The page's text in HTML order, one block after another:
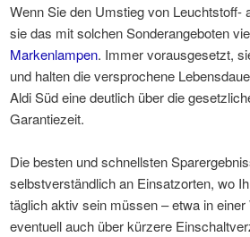
Wenn Sie den Umstieg von
sie das mit solchen Sonderangeboten
Markenlampen. Immer vorausgesetzt,
und halten die versprochene
Aldi Süd eine deutlich über die
Garantiezeit.
Die besten und schnellsten
selbstverständlich an Einsatzorten, wo
täglich aktiv sein müssen – etwa in
eventuell auch über kürzere